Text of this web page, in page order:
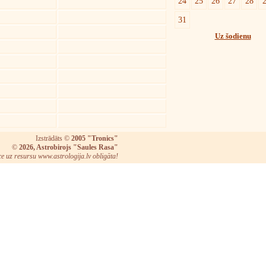
31
Uz šodienu
Izstrādāts © 2005 "Tronics"
© 2026, Astrobirojs "Saules Rasa"
uz resursu www.astrologija.lv obligāta!